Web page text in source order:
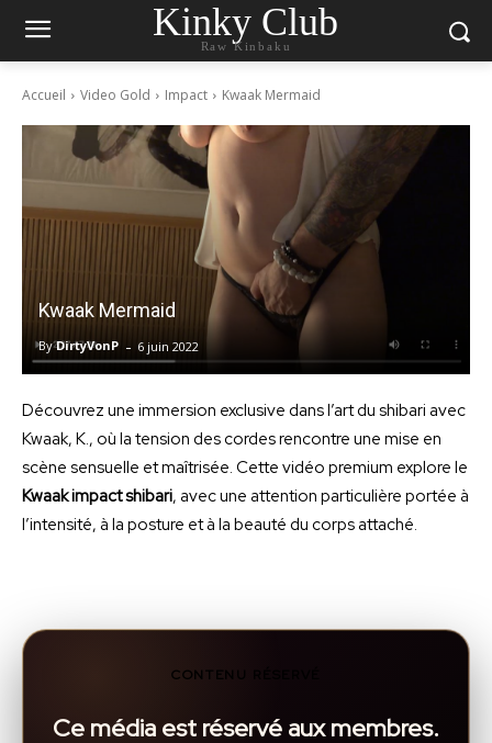
Kinky Club
Raw Kinbaku
Accueil Video Gold Impact Kwaak Mermaid
Kwaak Mermaid
By DirtyVonP - 6 juin 2022
Découvrez une immersion exclusive dans l’art du shibari avec
Kwaak, K., où la tension des cordes rencontre une mise en
scène sensuelle et maîtrisée. Cette vidéo premium explore le
Kwaak impact shibari, avec une attention particulière portée à
l’intensité, à la posture et à la beauté du corps attaché.
CONTENU RÉSERVÉ
Ce média est réservé aux membres.